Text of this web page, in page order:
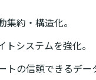
約・構造化。
システムを強化。
の信頼できるデー